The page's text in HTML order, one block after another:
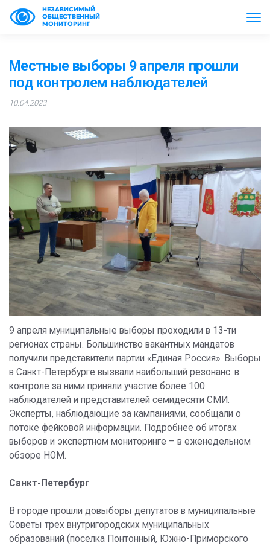
НЕЗАВИСИМЫЙ
ОБЩЕСТВЕННЫЙ
МОНИТОРИНГ
Местные выборы 9 апреля прошли
под контролем наблюдателей
10.04.2023
9 апреля муниципальные выборы проходили в 13-ти
регионах страны. Большинство вакантных мандатов
получили представители партии «Единая Россия». Выборы
в Санкт-Петербурге вызвали наибольший резонанс: в
контроле за ними приняли участие более 100
наблюдателей и представителей семидесяти СМИ.
Эксперты, наблюдающие за кампаниями, сообщали о
потоке фейковой информации. Подробнее об итогах
выборов и экспертном мониторинге – в еженедельном
обзоре НОМ.
Санкт-Петербург
В городе прошли довыборы депутатов в муниципальные
Советы трех внутригородских муниципальных
образований (поселка Понтонный, Южно-Приморского